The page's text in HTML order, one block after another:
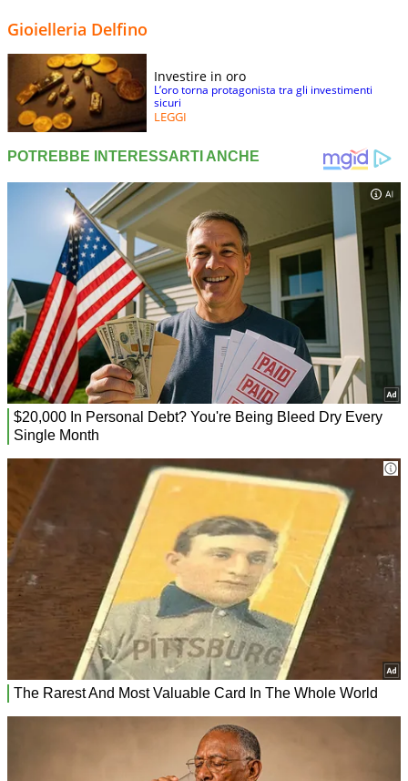
Gioielleria Delfino
Investire in oro
L’oro torna protagonista tra gli investimenti
sicuri
LEGGI